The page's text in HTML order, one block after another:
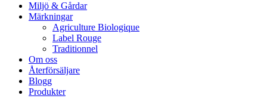
Miljö & Gårdar
Märkningar
Agriculture Biologique
Label Rouge
Traditionnel
Om oss
Återförsäljare
Blogg
Produkter